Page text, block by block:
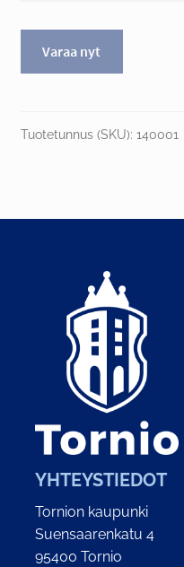
Varaa nyt
Tuotetunnus (SKU): 140001
YHTEYSTIEDOT
Tornion kaupunki
Suensaarenkatu 4
95400 Tornio